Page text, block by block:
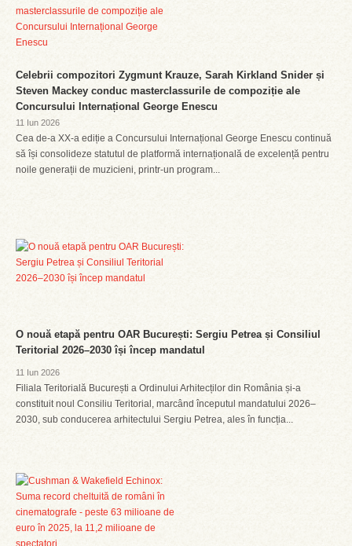
Celebrii compozitori Zygmunt Krauze, Sarah Kirkland Snider și
Steven Mackey conduc masterclassurile de compoziție ale
Concursului Internațional George Enescu
11 Iun 2026
Cea de-a XX-a ediție a Concursului Internațional George Enescu continuă
să își consolideze statutul de platformă internațională de excelență pentru
noile generații de muzicieni, printr-un program...
O nouă etapă pentru OAR București: Sergiu Petrea și Consiliul
Teritorial 2026–2030 își încep mandatul
11 Iun 2026
Filiala Teritorială București a Ordinului Arhitecților din România și-a
constituit noul Consiliu Teritorial, marcând începutul mandatului 2026–
2030, sub conducerea arhitectului Sergiu Petrea, ales în funcția...